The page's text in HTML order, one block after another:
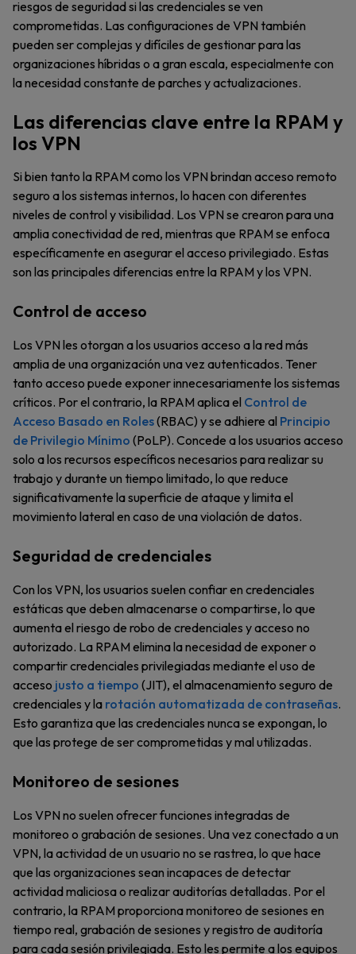
riesgos de seguridad si las credenciales se ven
comprometidas. Las configuraciones de VPN también
pueden ser complejas y difíciles de gestionar para las
organizaciones híbridas o a gran escala, especialmente con
la necesidad constante de parches y actualizaciones.
Las diferencias clave entre la RPAM y
los VPN
Si bien tanto la RPAM como los VPN brindan acceso remoto
seguro a los sistemas internos, lo hacen con diferentes
niveles de control y visibilidad. Los VPN se crearon para una
amplia conectividad de red, mientras que RPAM se enfoca
específicamente en asegurar el acceso privilegiado. Estas
son las principales diferencias entre la RPAM y los VPN.
Control de acceso
Los VPN les otorgan a los usuarios acceso a la red más
amplia de una organización una vez autenticados. Tener
tanto acceso puede exponer innecesariamente los sistemas
críticos. Por el contrario, la RPAM aplica el Control de
Acceso Basado en Roles(RBAC) y se adhiere al Principio
de Privilegio Mínimo (PoLP). Concede a los usuarios acceso
solo a los recursos específicos necesarios para realizar su
trabajo y durante un tiempo limitado, lo que reduce
significativamente la superficie de ataque y limita el
movimiento lateral en caso de una violación de datos.
Seguridad de credenciales
Con los VPN, los usuarios suelen confiar en credenciales
estáticas que deben almacenarse o compartirse, lo que
aumenta el riesgo de robo de credenciales y acceso no
autorizado. La RPAM elimina la necesidad de exponer o
compartir credenciales privilegiadas mediante el uso de
acceso justo a tiempo (JIT), el almacenamiento seguro de
credenciales y la rotación automatizada de contraseñas.
Esto garantiza que las credenciales nunca se expongan, lo
que las protege de ser comprometidas y mal utilizadas.
Monitoreo de sesiones
Los VPN no suelen ofrecer funciones integradas de
monitoreo o grabación de sesiones. Una vez conectado a un
VPN, la actividad de un usuario no se rastrea, lo que hace
que las organizaciones sean incapaces de detectar
actividad maliciosa o realizar auditorías detalladas. Por el
contrario, la RPAM proporciona monitoreo de sesiones en
tiempo real, grabación de sesiones y registro de auditoría
para cada sesión privilegiada. Esto les permite a los equipos